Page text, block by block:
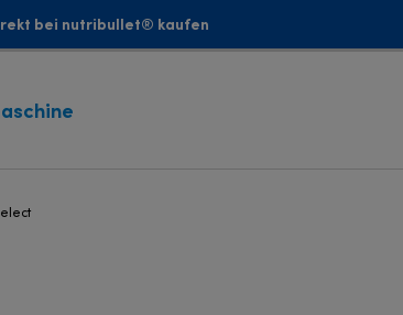
bei nutribullet® kaufen